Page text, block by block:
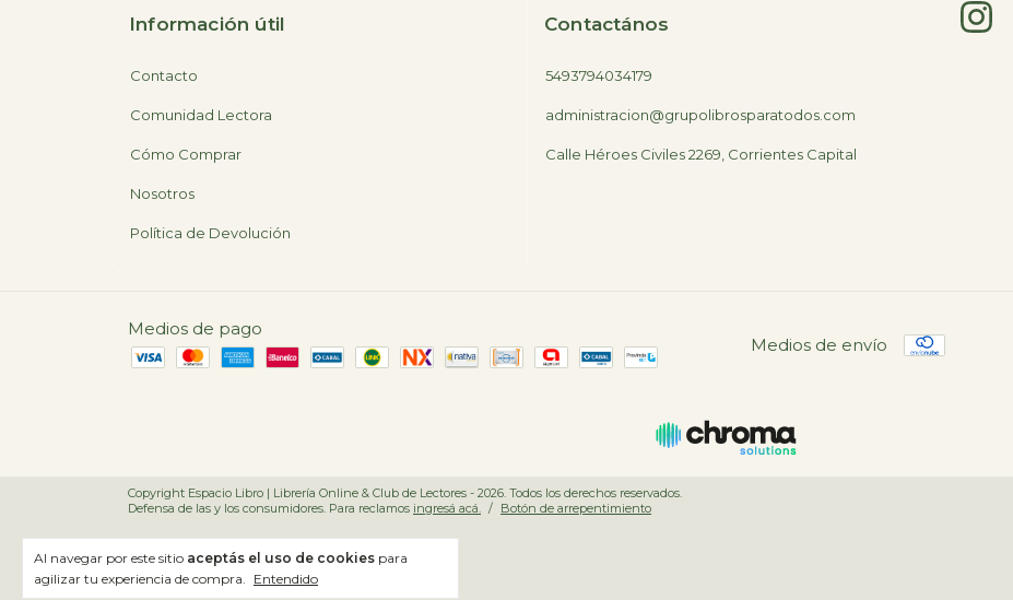
Al navegar por este sitio aceptás el uso de cookies para
agilizar tu experiencia de compra. Entendido
Información útil
Contacto
Comunidad Lectora
Cómo Comprar
Nosotros
Política de Devolución
Contactános
5493794034179
administracion@grupolibrosparatodos.com
Calle Héroes Civiles 2269, Corrientes Capital
Medios de pago
Medios de envío
Copyright Espacio Libro | Librería Online & Club de Lectores - 2026. Todos los derechos reservados.
Defensa de las y los consumidores. Para reclamos ingresá acá. / Botón de arrepentimiento